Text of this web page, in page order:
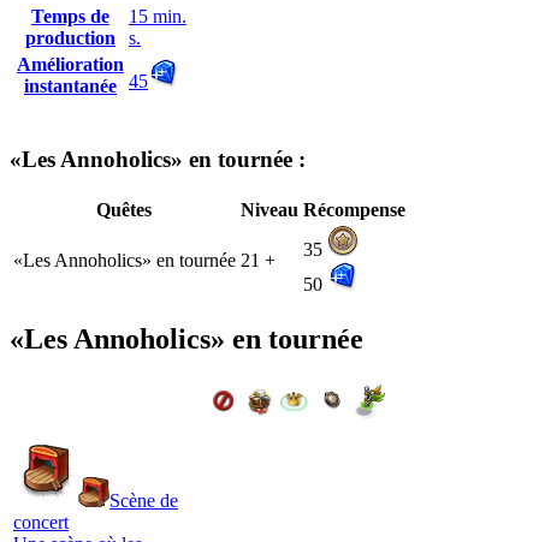
Temps de
production
15 min.
s.
Amélioration
instantanée 45
«Les Annoholics» en tournée :
Quêtes Niveau Récompense
«Les Annoholics» en tournée 21 +
35
50
«Les Annoholics» en tournée
Scène de
concert